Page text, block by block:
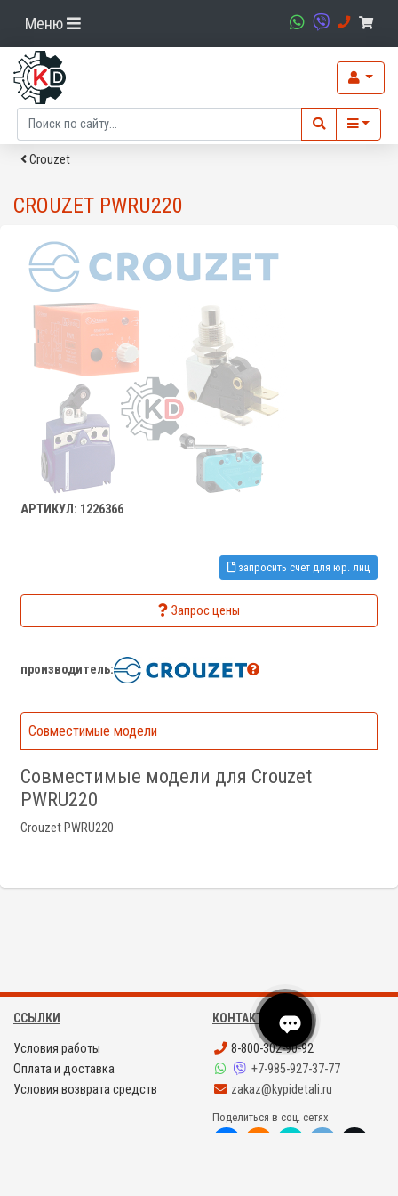
Меню
Crouzet
CROUZET PWRU220
АРТИКУЛ: 1226366
запросить счет для юр. лиц
Запрос цены
производитель:
Совместимые модели
Совместимые модели для Crouzet
PWRU220
Crouzet PWRU220
ССЫЛКИ
Условия работы
Оплата и доставка
Условия возврата средств
КОНТАКТЫ
8-800-302-90-92
+7-985-927-37-77
zakaz@kypidetali.ru
Поделиться в соц. сетях